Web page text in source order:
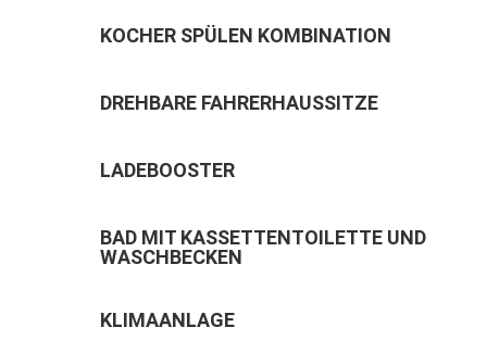
KOCHER SPÜLEN KOMBINATION
DREHBARE FAHRERHAUSSITZE
LADEBOOSTER
BAD MIT KASSETTENTOILETTE UND
WASCHBECKEN
KLIMAANLAGE